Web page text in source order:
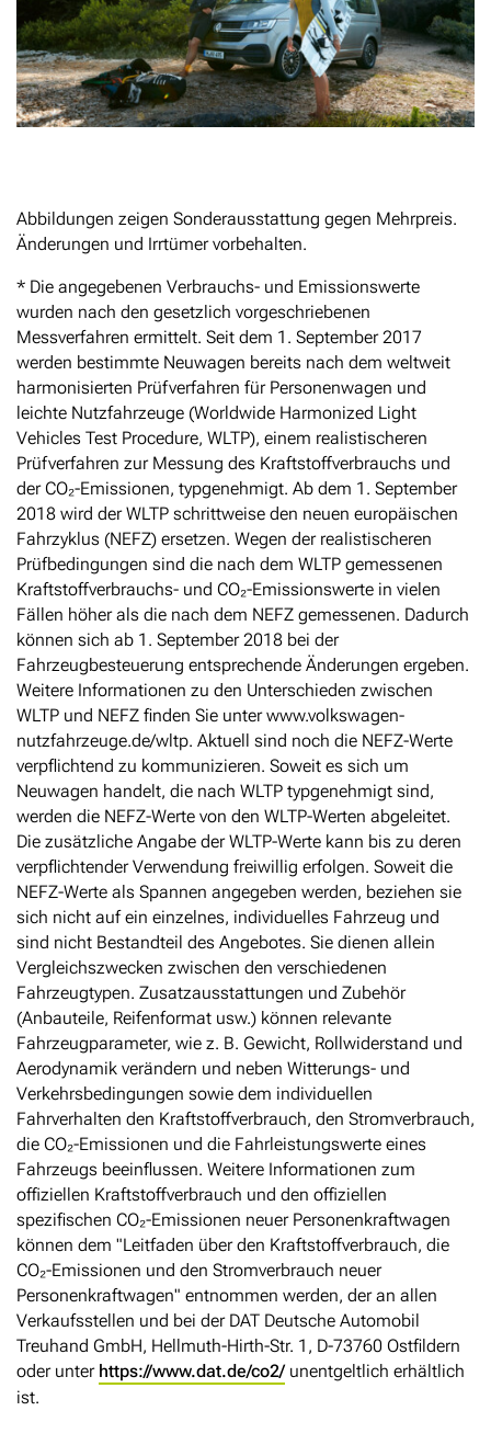
Abbildungen zeigen Sonderausstattung gegen Mehrpreis.
Änderungen und Irrtümer vorbehalten.
* Die angegebenen Verbrauchs- und Emissionswerte
wurden nach den gesetzlich vorgeschriebenen
Messverfahren ermittelt. Seit dem 1. September 2017
werden bestimmte Neuwagen bereits nach dem weltweit
harmonisierten Prüfverfahren für Personenwagen und
leichte Nutzfahrzeuge (Worldwide Harmonized Light
Vehicles Test Procedure, WLTP), einem realistischeren
Prüfverfahren zur Messung des Kraftstoffverbrauchs und
der CO₂-Emissionen, typgenehmigt. Ab dem 1. September
2018 wird der WLTP schrittweise den neuen europäischen
Fahrzyklus (NEFZ) ersetzen. Wegen der realistischeren
Prüfbedingungen sind die nach dem WLTP gemessenen
Kraftstoffverbrauchs- und CO₂-Emissionswerte in vielen
Fällen höher als die nach dem NEFZ gemessenen. Dadurch
können sich ab 1. September 2018 bei der
Fahrzeugbesteuerung entsprechende Änderungen ergeben.
Weitere Informationen zu den Unterschieden zwischen
WLTP und NEFZ finden Sie unter www.volkswagen-
nutzfahrzeuge.de/wltp. Aktuell sind noch die NEFZ-Werte
verpflichtend zu kommunizieren. Soweit es sich um
Neuwagen handelt, die nach WLTP typgenehmigt sind,
werden die NEFZ-Werte von den WLTP-Werten abgeleitet.
Die zusätzliche Angabe der WLTP-Werte kann bis zu deren
verpflichtender Verwendung freiwillig erfolgen. Soweit die
NEFZ-Werte als Spannen angegeben werden, beziehen sie
sich nicht auf ein einzelnes, individuelles Fahrzeug und
sind nicht Bestandteil des Angebotes. Sie dienen allein
Vergleichszwecken zwischen den verschiedenen
Fahrzeugtypen. Zusatzausstattungen und Zubehör
(Anbauteile, Reifenformat usw.) können relevante
Fahrzeugparameter, wie z. B. Gewicht, Rollwiderstand und
Aerodynamik verändern und neben Witterungs- und
Verkehrsbedingungen sowie dem individuellen
Fahrverhalten den Kraftstoffverbrauch, den Stromverbrauch,
die CO₂-Emissionen und die Fahrleistungswerte eines
Fahrzeugs beeinflussen. Weitere Informationen zum
offiziellen Kraftstoffverbrauch und den offiziellen
spezifischen CO₂-Emissionen neuer Personenkraftwagen
können dem "Leitfaden über den Kraftstoffverbrauch, die
CO₂-Emissionen und den Stromverbrauch neuer
Personenkraftwagen" entnommen werden, der an allen
Verkaufsstellen und bei der DAT Deutsche Automobil
Treuhand GmbH, Hellmuth-Hirth-Str. 1, D-73760 Ostfildern
oder unter https://www.dat.de/co2/unentgeltlich erhältlich
ist.